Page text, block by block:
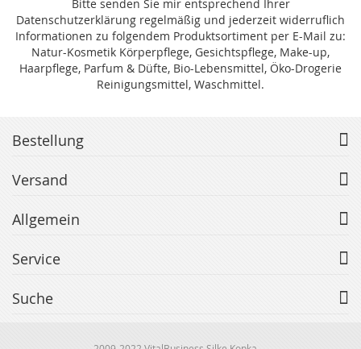
Bitte senden Sie mir entsprechend Ihrer
Datenschutzerklärung regelmäßig und jederzeit widerruflich
Informationen zu folgendem Produktsortiment per E-Mail zu:
Natur-Kosmetik Körperpflege, Gesichtspflege, Make-up,
Haarpflege, Parfum & Düfte, Bio-Lebensmittel, Öko-Drogerie
Reinigungsmittel, Waschmittel.
Bestellung
Versand
Allgemein
Service
Suche